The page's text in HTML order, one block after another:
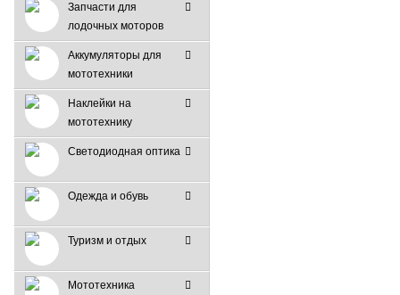
Запчасти для
лодочных моторов
Аккумуляторы для
мототехники
Наклейки на
мототехнику
Светодиодная оптика
Одежда и обувь
Туризм и отдых
Мототехника